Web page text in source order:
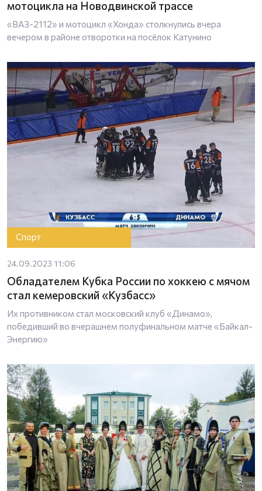
мотоцикла на Новодвинской трассе
«ВАЗ-2112» и мотоцикл «Хонда» столкнулись вчера
вечером в районе отворотки на посёлок Катунино
Спорт
24.09.2023 11:06
Обладателем Кубка России по хоккею с мячом
стал кемеровский «Кузбасс»
Их противником стал московский клуб «Динамо»,
победивший во вчерашнем полуфинальном матче «Байкал-
Энергию»